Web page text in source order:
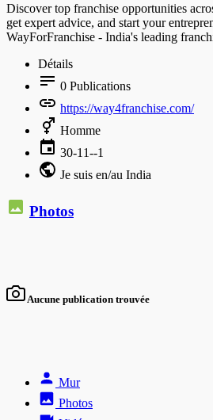
Discover top franchise opportunities
get expert advice, and start your
WayForFranchise - India's leading
Détails
0 Publications
https://way4franchise.com/
Homme
30-11--1
Je suis en/au India
Photos
Aucune publication trouvée
Mur
Photos